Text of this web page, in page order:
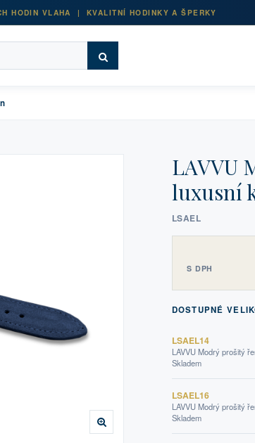
HODIN VLAHA | KVALITNÍ HODINKY A ŠPERKY
LAVVU
luxusní
LSAEL
S DPH
DOSTUPNÉ
LSAEL14
LAVVU Modrý prošitý
Skladem
LSAEL16
LAVVU Modrý prošitý
Skladem